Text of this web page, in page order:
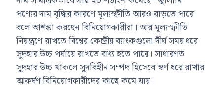
পণ্যের দাম বৃদ্ধির কারণে মূল্যস্ফীতি আরও বাড়তে পারে
বলে আশঙ্কা করছেন বিনিয়োগকারীরা। আর মূল্যস্ফীতি
নিয়ন্ত্রণে রাখতে বিশ্বের কেন্দ্রীয় ব্যাংকগুলো দীর্ঘ সময় ধরে
সুদহার উচ্চ পর্যায়ে রাখতে বাধ্য হতে পারে। সাধারণত
সুদহার উচ্চ থাকলে সুদবিহীন সম্পদ হিসেবে স্বর্ণ ধরে রাখার
আকর্ষণ বিনিয়োগকারীদের কাছে কমে যায়।